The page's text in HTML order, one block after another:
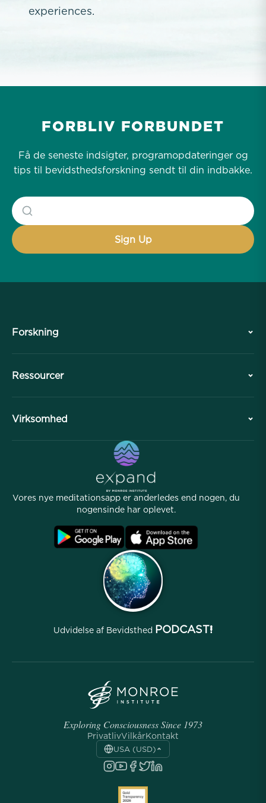
experiences.
FORBLIV FORBUNDET
Få de seneste indsigter, programopdateringer og
tips til bevidsthedsforskning sendt til din indbakke.
Forskning
Professionel Division
Artikler
Ressourcer
Affiliate Program
Virksomhed
Ofte stillede spørgsmål
Betingelser
Vores nye meditationsapp er anderledes end nogen, du
nogensinde har oplevet.
Udvidelse af Bevidsthed PODCAST!
Exploring Consciousness Since 1973
PrivatlivVilkårKontakt
USA (USD)